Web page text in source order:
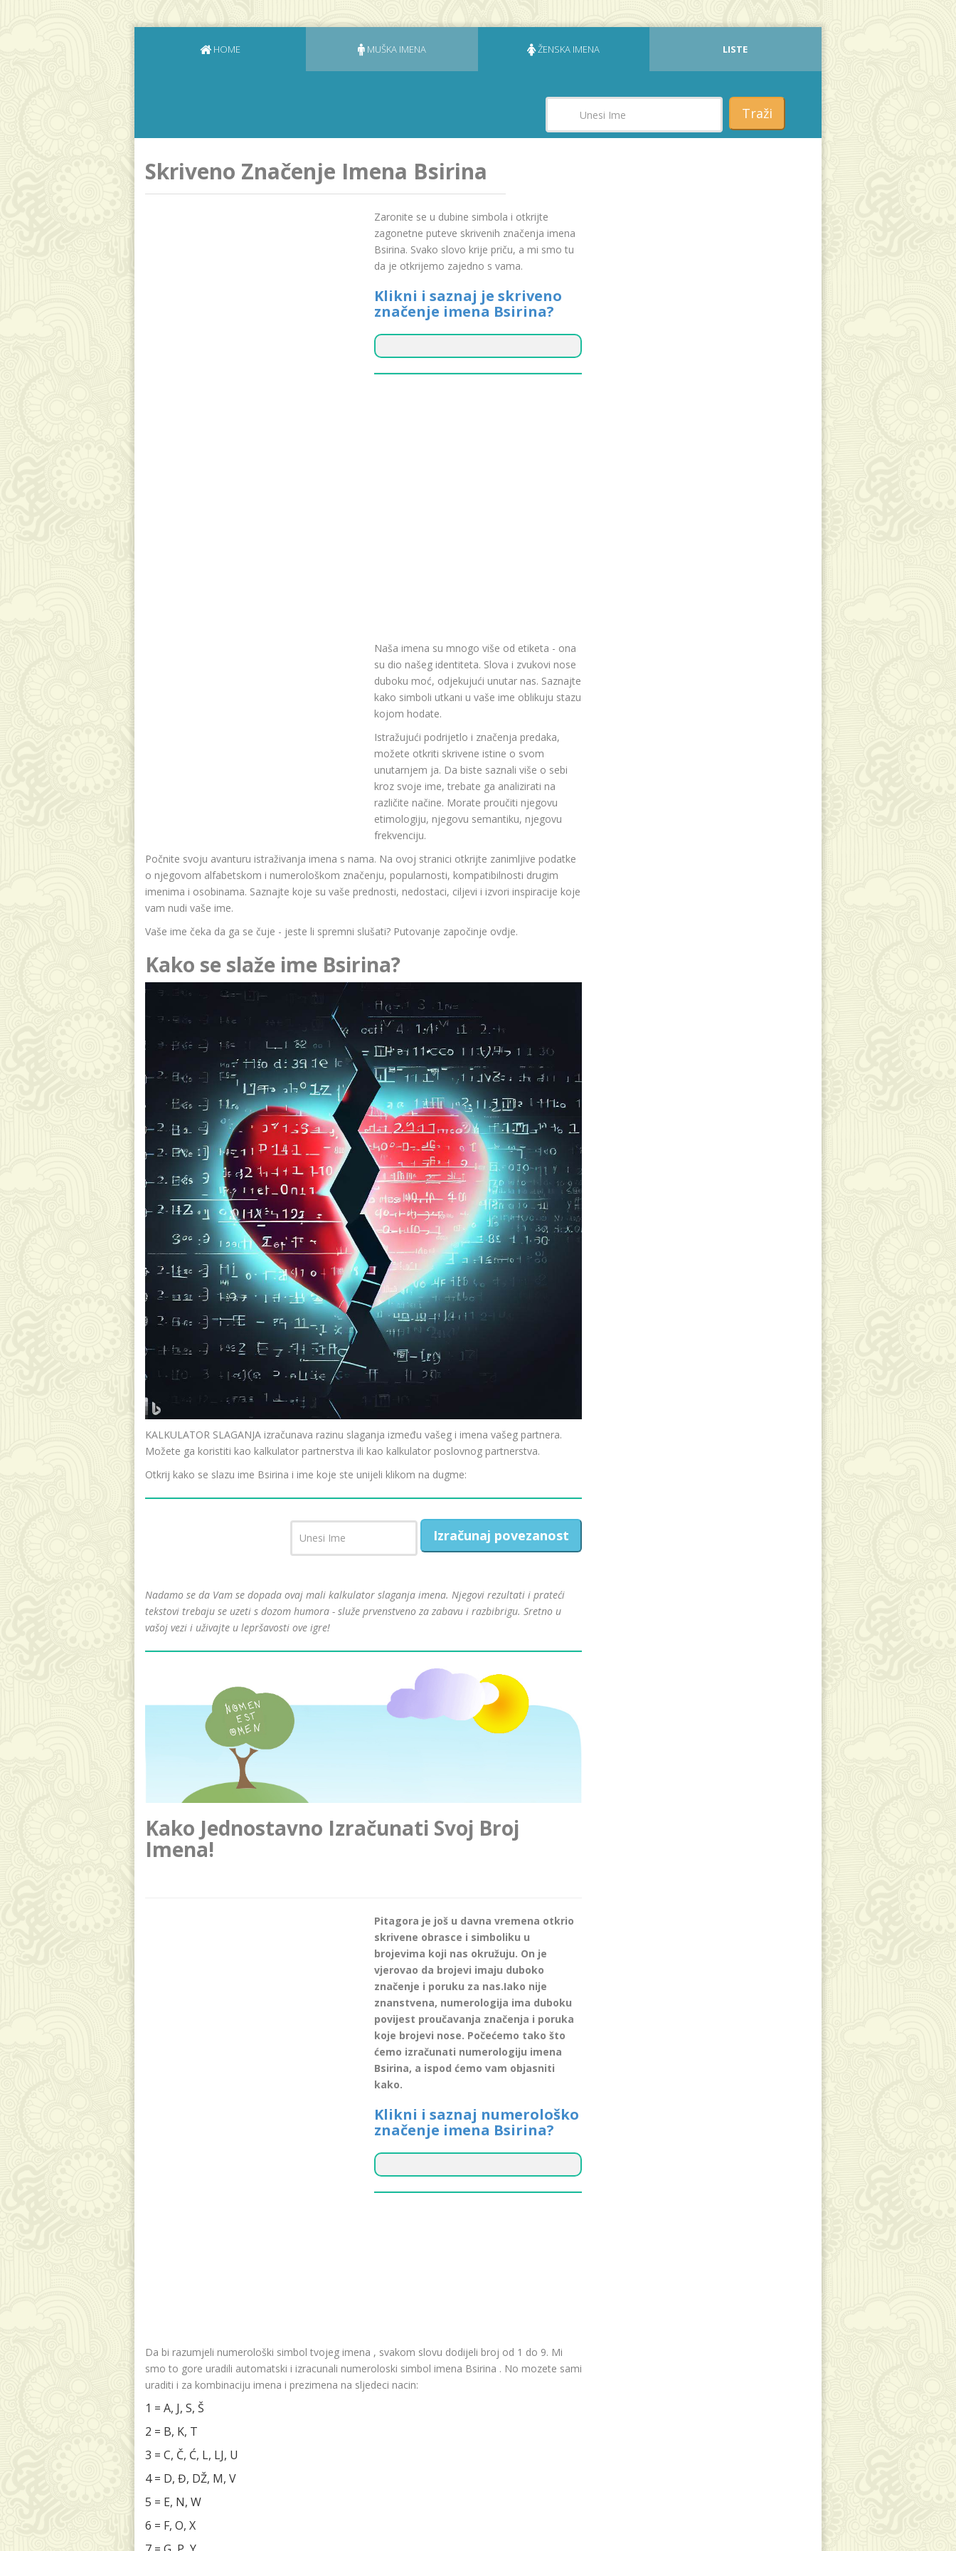
HOME MUŠKA IMENA ŽENSKA IMENA LISTE
Traži
Skriveno Značenje Imena Bsirina
Zaronite se u dubine simbola i otkrijte
zagonetne puteve skrivenih značenja imena
Bsirina. Svako slovo krije priču, a mi smo tu
da je otkrijemo zajedno s vama.
Klikni i saznaj je skriveno
značenje imena Bsirina?
Naša imena su mnogo više od etiketa - ona
su dio našeg identiteta. Slova i zvukovi nose
duboku moć, odjekujući unutar nas. Saznajte
kako simboli utkani u vaše ime oblikuju stazu
kojom hodate.
Istražujući podrijetlo i značenja predaka,
možete otkriti skrivene istine o svom
unutarnjem ja. Da biste saznali više o sebi
kroz svoje ime, trebate ga analizirati na
različite načine. Morate proučiti njegovu
etimologiju, njegovu semantiku, njegovu
frekvenciju.
Počnite svoju avanturu istraživanja imena s nama. Na ovoj stranici otkrijte zanimljive podatke
o njegovom alfabetskom i numerološkom značenju, popularnosti, kompatibilnosti drugim
imenima i osobinama. Saznajte koje su vaše prednosti, nedostaci, ciljevi i izvori inspiracije koje
vam nudi vaše ime.
Vaše ime čeka da ga se čuje - jeste li spremni slušati? Putovanje započinje ovdje.
Kako se slaže ime Bsirina?
KALKULATOR SLAGANJA izračunava razinu slaganja između vašeg i imena vašeg partnera.
Možete ga koristiti kao kalkulator partnerstva ili kao kalkulator poslovnog partnerstva.
Otkrij kako se slazu ime Bsirina i ime koje ste unijeli klikom na dugme:
Izračunaj povezanost
Nadamo se da Vam se dopada ovaj mali kalkulator slaganja imena. Njegovi rezultati i prateći
tekstovi trebaju se uzeti s dozom humora - služe prvenstveno za zabavu i razbibrigu. Sretno u
vašoj vezi i uživajte u lepršavosti ove igre!
Kako Jednostavno Izračunati Svoj Broj
Imena!
Pitagora je još u davna vremena otkrio
skrivene obrasce i simboliku u
brojevima koji nas okružuju. On je
vjerovao da brojevi imaju duboko
značenje i poruku za nas.Iako nije
znanstvena, numerologija ima duboku
povijest proučavanja značenja i poruka
koje brojevi nose. Počećemo tako što
ćemo izračunati numerologiju imena
Bsirina, a ispod ćemo vam objasniti
kako.
Klikni i saznaj numerološko
značenje imena Bsirina?
Da bi razumjeli numerološki simbol tvojeg imena , svakom slovu dodijeli broj od 1 do 9. Mi
smo to gore uradili automatski i izracunali numeroloski simbol imena Bsirina . No mozete sami
uraditi i za kombinaciju imena i prezimena na sljedeci nacin:
1 = A, J, S, Š
2 = B, K, T
3 = C, Č, Ć, L, LJ, U
4 = D, Đ, DŽ, M, V
5 = E, N, W
6 = F, O, X